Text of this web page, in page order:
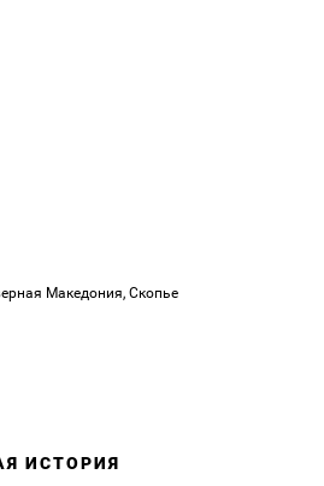
Македония, Скопье
ИСТОРИЯ